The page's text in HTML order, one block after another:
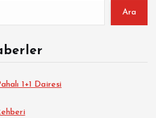
Ara
1+1 Dairesi